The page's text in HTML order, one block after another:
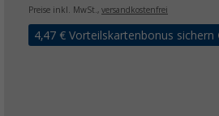
Preise inkl. MwSt., versandkostenfrei
4,47 € Vorteilskartenbonus sichern